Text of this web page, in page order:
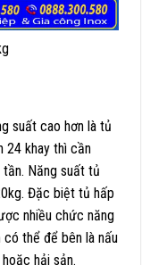
suất cao hơn là tủ
24 khay thì cần
Năng suất tủ
Đặc biệt tủ hấp
nhiều chức năng
có thể để bên là nấu
hải sản.